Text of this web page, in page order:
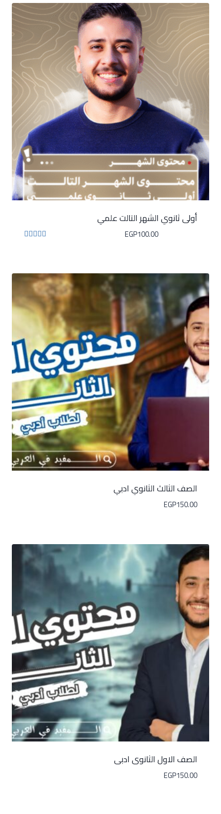
أولى ثانوي الشهر التالت علمي
EGP100.00
الصف الثالث الثانوي ادبي
EGP150.00
الصف الاول الثانوى ادبى
EGP150.00